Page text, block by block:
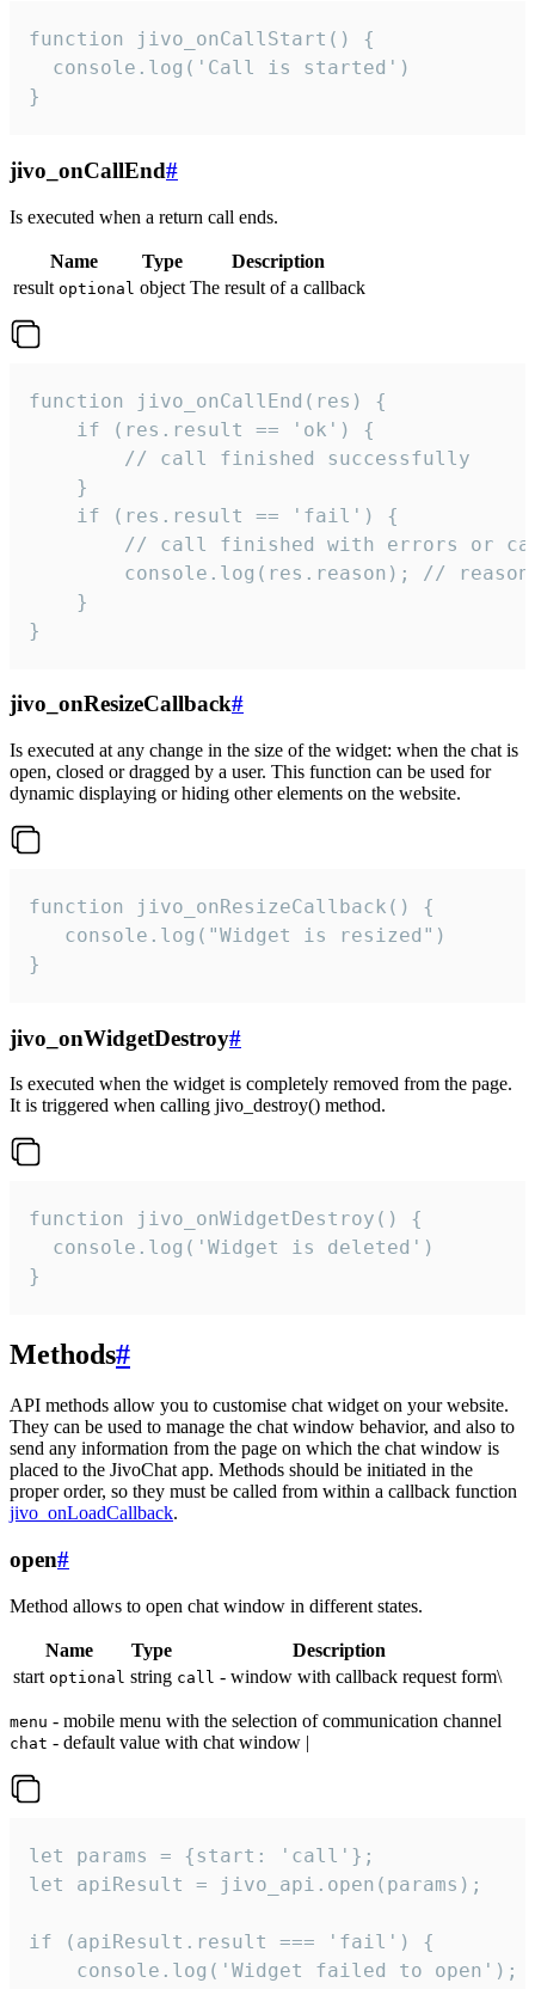
function jivo_onCallStart() {
  console.log('Call is started')
}
jivo_onCallEnd#
Is executed when a return call ends.
Name Type
Description
result optional object The result of a callback
function jivo_onCallEnd(res) {
    if (res.result == 'ok') {
        // call finished successfully
    }
    if (res.result == 'fail') {
// call finished with errors or
console.log(res.reason); //
    }
}
jivo_onResizeCallback#
Is executed at any change in the size of the widget: when the chat is
open, closed or dragged by a user. This function can be used for
dynamic displaying or hiding other elements on the website.
function jivo_onResizeCallback() {
   console.log("Widget is resized")
}
jivo_onWidgetDestroy#
Is executed when the widget is completely removed from the page.
It is triggered when calling jivo_destroy() method.
function jivo_onWidgetDestroy() {
  console.log('Widget is deleted')
}
Methods#
API methods allow you to customise chat widget on your website.
They can be used to manage the chat window behavior, and also to
send any information from the page on which the chat window is
placed to the JivoChat app. Methods should be initiated in the
proper order, so they must be called from within a callback function
jivo_onLoadCallback.
open#
Method allows to open chat window in different states.
Name Type
Description
start optional string call - window with callback request form\
menu - mobile menu with the selection of communication channel
chat - default value with chat window |
let params = {start: 'call'};
let apiResult = jivo_api.open(params);
if (apiResult.result === 'fail') {
    console.log('Widget failed to open');